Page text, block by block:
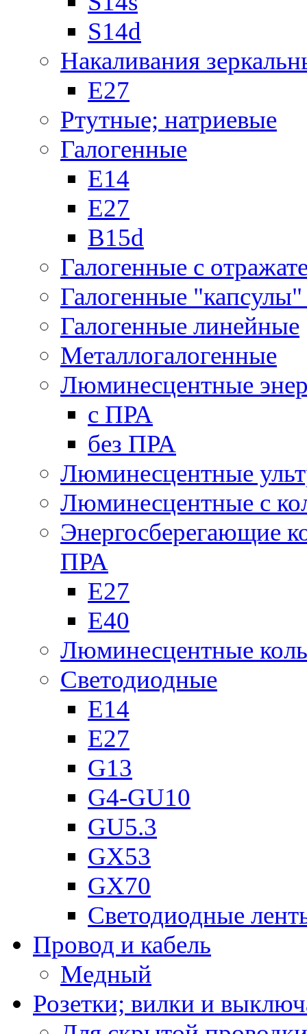
S14d
Накаливания
Е27
Ртутные; натриевые
Галогенные
Е14
Е27
B15d
Галогенные с
Галогенные "капсулы"
Галогенные линейные
Металлогалогенные
Люминесцентные
с ПРА
без ПРА
Люминесцентные
Люминесцентные с
Энергосберегающие
ПРА
Е27
Е40
Люминесцентные
Светодиодные
Е14
Е27
G13
G4-GU10
GU5.3
GX53
GX70
Светодиодные
Провод и кабель
Медный
Розетки; вилки и